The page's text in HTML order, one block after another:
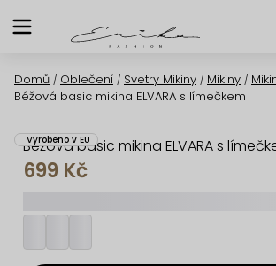
na
Domů / Oblečení / Svetry Mikiny / Mikiny /
Béžová basic mikina ELVARA s límečkem
Béžová basic mikina ELVARA s
Vyrobeno v EU
699 Kč